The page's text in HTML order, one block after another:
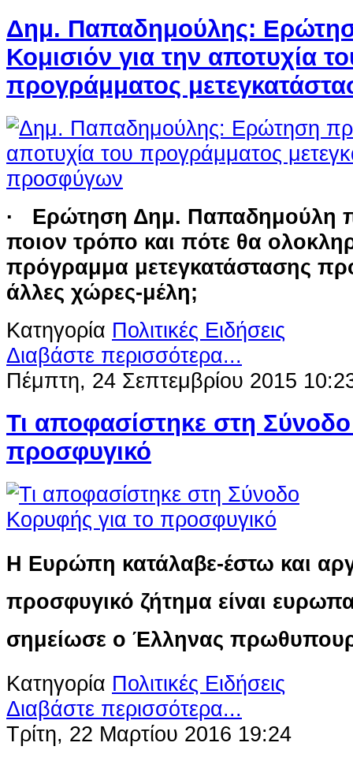
Δημ. Παπαδημούλης:
Κομισιόν για την αποτυχία
προγράμματος
· Ερώτηση Δημ. Παπαδημούλη
ποιον τρόπο και πότε θα
πρόγραμμα μετεγκατάστασης
άλλες χώρες-μέλη;
Κατηγορία Πολιτικές Ειδήσεις
Διαβάστε περισσότερα...
Πέμπτη, 24 Σεπτεμβρίου 2015
Τι αποφασίστηκε στη
προσφυγικό
Η Ευρώπη κατάλαβε-έστω και
προσφυγικό ζήτημα είναι
σημείωσε ο Έλληνας
Κατηγορία Πολιτικές Ειδήσεις
Διαβάστε περισσότερα...
Τρίτη, 22 Μαρτίου 2016 19:24